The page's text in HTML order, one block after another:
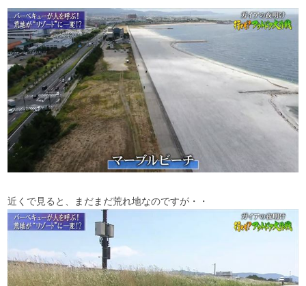
近くで見ると、まだまだ荒れ地なのですが・・